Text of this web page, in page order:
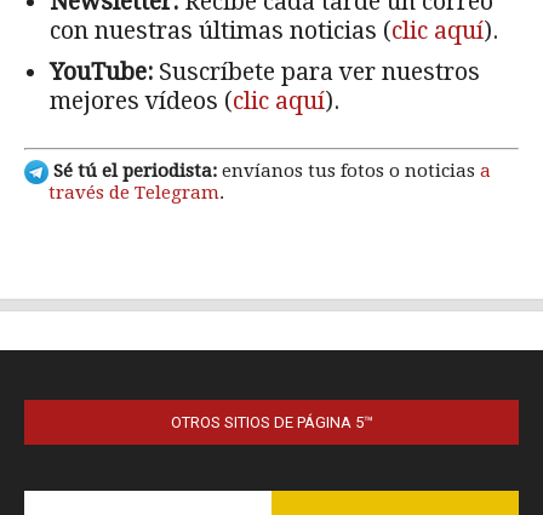
OTROS SITIOS DE PÁGINA 5™